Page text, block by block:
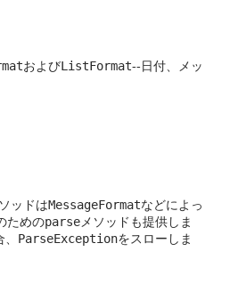
およびListFormat--日付、メッ
ッドはMessageFormatなどによっ
ためのparseメソッドも提供しま
ParseExceptionをスローしま